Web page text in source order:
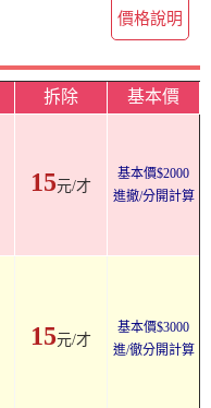
價格說明
拆除
基本價
15元/才
基本價$2000
進撤/分開計算
15元/才
基本價$3000
進/徹分開計算